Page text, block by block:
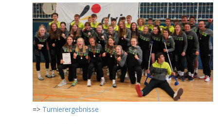
=> Turnierergebnisse